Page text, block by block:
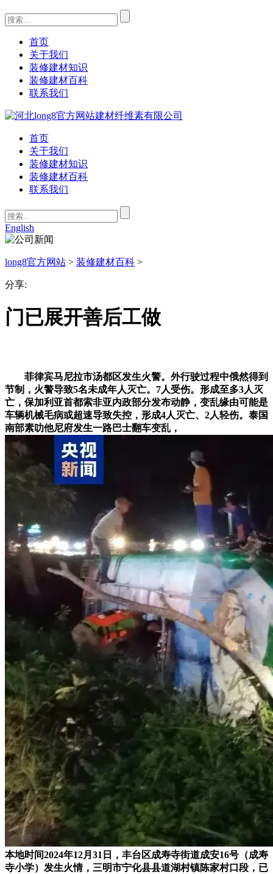
首页
关于我们
装修建材知识
装修建材百科
联系我们
首页
关于我们
装修建材知识
装修建材百科
联系我们
English
long8官方网站 > 装修建材百科 >
分享:
门已展开善后工做
菲律宾马尼拉市汤都区发生火警。外行驶过程中俄然得到
节制，火警导致5名未成年人灭亡。7人受伤。形成至多3人灭
亡，保加利亚首都索非亚内政部分发布动静，变乱缘由可能是
车辆机械毛病或超速导致失控，形成4人灭亡、2人轻伤。泰国
南部素叻他尼府发生一路巴士翻车变乱，
本地时间2024年12月31日，丰台区成寿寺街道成安16号（成寿
寺小学）发生火情，三明市宁化县县道湖村镇陈家村口段，已